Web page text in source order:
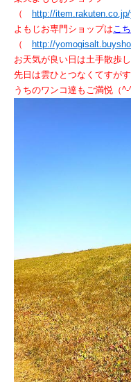
（
http://
よもじお専門ショップはこ
（
http://
お天気が良い日は土手散歩
先日は雲ひとつなくてすが
うちのワンコ達もご満悦（^‐^